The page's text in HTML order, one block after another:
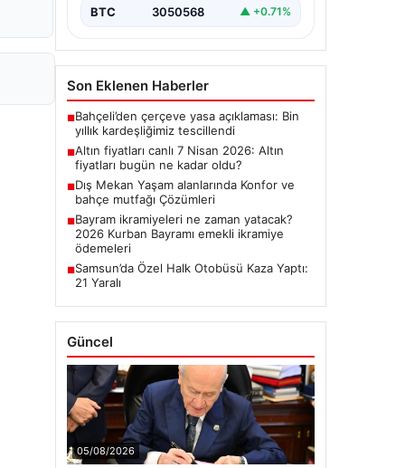
BTC 3050568 ▲ +0.71%
Son Eklenen Haberler
■Bahçeli’den çerçeve yasa açıklaması: Bin
yıllık kardeşliğimiz tescillendi
■Altın fiyatları canlı 7 Nisan 2026: Altın
fiyatları bugün ne kadar oldu?
■Dış Mekan Yaşam alanlarında Konfor ve
bahçe mutfağı Çözümleri
■Bayram ikramiyeleri ne zaman yatacak?
2026 Kurban Bayramı emekli ikramiye
ödemeleri
■Samsun’da Özel Halk Otobüsü Kaza Yaptı:
21 Yaralı
Güncel
05/08/2026